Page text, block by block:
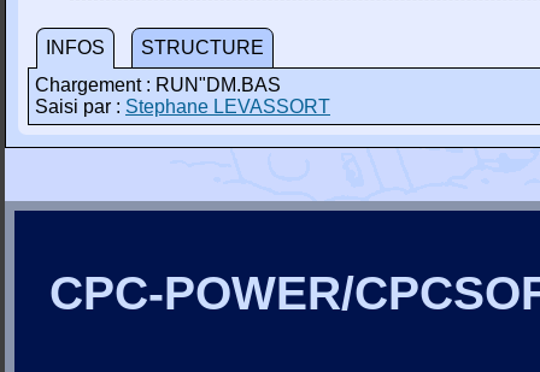
INFOS
STRUCTURE
Chargement : RUN"DM.BAS
Saisi par : Stephane LEVASSORT
CPC-POWER/